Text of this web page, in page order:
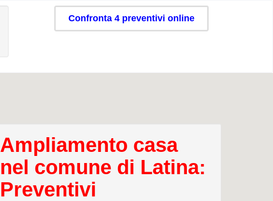
Confronta 4 preventivi online
Ampliamento casa
nel comune di Latina:
Preventivi